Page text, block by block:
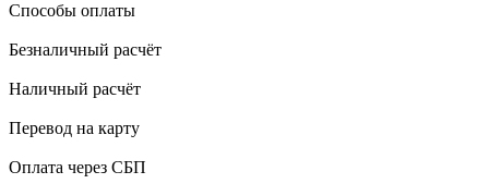
Способы оплаты
Безналичный расчёт
Наличный расчёт
Перевод на карту
Оплата через СБП